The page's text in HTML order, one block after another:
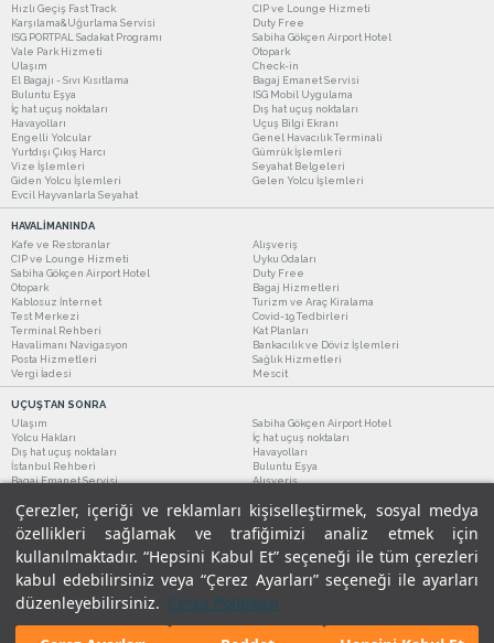
Çerezler, içeriği ve reklamları kişiselleştirmek, sosyal medya
özellikleri sağlamak ve trafiğimizi analiz etmek için
kullanılmaktadır. “Hepsini Kabul Et” seçeneği ile tüm çerezleri
kabul edebilirsiniz veya “Çerez Ayarları” seçeneği ile ayarları
düzenleyebilirsiniz. Çerez Politikası
Hızlı Geçiş Fast Track
CIP ve Lounge Hizmeti
Karşılama&Uğurlama Servisi
Duty Free
ISG PORTPAL Sadakat Programı
Sabiha Gökçen Airport Hotel
Vale Park Hizmeti
Otopark
Ulaşım
Check-in
El Bagajı - Sıvı Kısıtlama
Bagaj Emanet Servisi
Buluntu Eşya
ISG Mobil Uygulama
İç hat uçuş noktaları
Dış hat uçuş noktaları
Havayolları
Uçuş Bilgi Ekranı
Engelli Yolcular
Genel Havacılık Terminali
Yurtdışı Çıkış Harcı
Gümrük İşlemleri
Vize İşlemleri
Seyahat Belgeleri
Giden Yolcu İşlemleri
Gelen Yolcu İşlemleri
Evcil Hayvanlarla Seyahat
HAVALİMANINDA
Kafe ve Restoranlar
Alışveriş
CIP ve Lounge Hizmeti
Uyku Odaları
Sabiha Gökçen Airport Hotel
Duty Free
Otopark
Bagaj Hizmetleri
Kablosuz İnternet
Turizm ve Araç Kiralama
Test Merkezi
Covid-19 Tedbirleri
Terminal Rehberi
Kat Planları
Havalimanı Navigasyon
Bankacılık ve Döviz İşlemleri
Posta Hizmetleri
Sağlık Hizmetleri
Vergi İadesi
Mescit
UÇUŞTAN SONRA
Ulaşım
Sabiha Gökçen Airport Hotel
Yolcu Hakları
İç hat uçuş noktaları
Dış hat uçuş noktaları
Havayolları
İstanbul Rehberi
Buluntu Eşya
Bagaj Emanet Servisi
Alışveriş